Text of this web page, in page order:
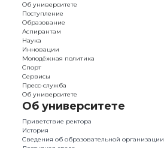
Об университете
Поступление
Образование
Аспирантам
Наука
Инновации
Молодёжная политика
Спорт
Сервисы
Пресс-служба
Об университете
Об университете
Приветствие ректора
История
Сведения об образовательной организации